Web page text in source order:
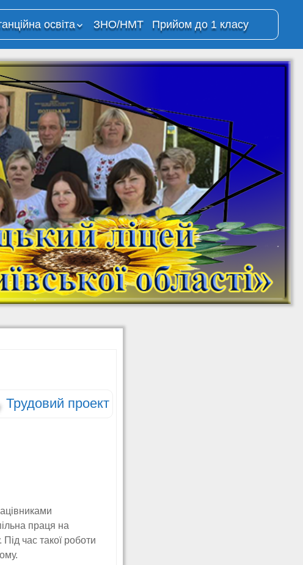
освіта
процесу з
в ОЗО
ліцей”
ресурси
Освітня платформа
“Всеукраїнська
школа онлайн”
Всеукраїнська школа
онлайн (YouTube-
канал МОН)
На Урок. Вебінари та
відкриті уроки для
учнів
На Урок: онлайн-
школа (YouTube)
МАН. Платформа
Дитячий садок
Moodle
ЗНО/НМТ Прийом до 1 класу
Трудовий проект
праця на
час такої роботи